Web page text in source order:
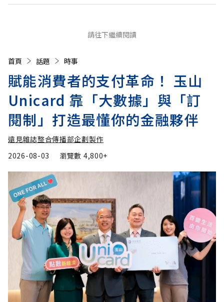
請往下繼續閱讀
首頁 話題 時事
賦能消費者的支付革命！ 玉山
Unicard 靠「大數據」與「訂
閱制」打造最懂你的金融夥伴
遠見雜誌整合傳播部企劃製作
2026-08-03
瀏覽數 4,800+